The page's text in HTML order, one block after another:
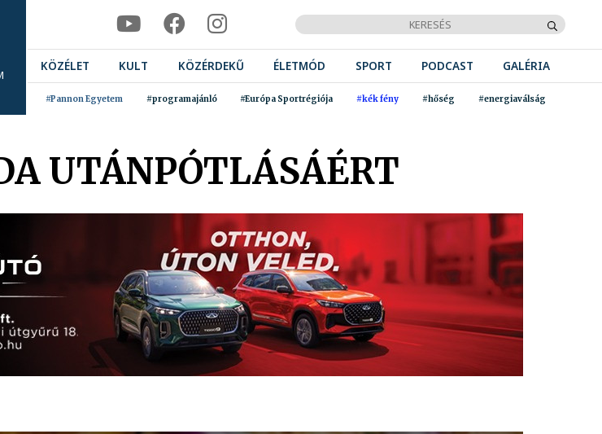
KÖZÉLET KULT KÖZÉRDEKŰ ÉLETMÓD SPORT PODCAST GALÉRIA
#Pannon Egyetem #programajánló #Európa Sportrégiója #kék fény #hőség #energiaválság
UTÁNPÓTLÁSÁÉRT